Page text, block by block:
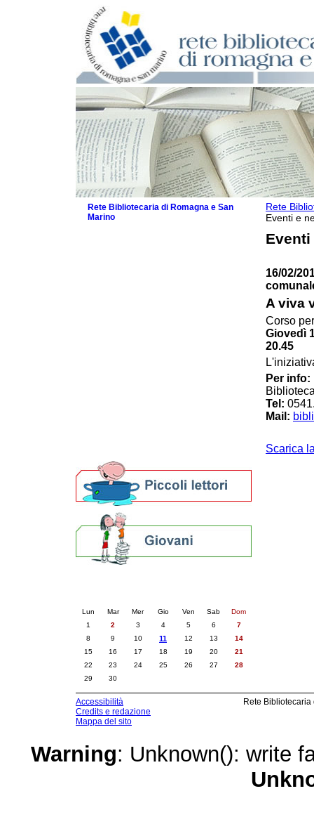
Rete
Eventi e
Eventi
16/02/
A viva
Corso
Giovedì
20.45
Per info:
Tel:
Mail:
Scarica
Rete Bibliotecaria di Romagna e San
Marino
Lun Mar Mer Gio Ven Sab
Dom
1
2 3 4 5 6
7
8
9 10 11 12 13
14
15
16 17 18 19 20
21
22
23 24 25 26 27
28
29
30
Accessibilità
Credits e redazione
Mappa del sito
Rete
Warning: Unknown(): write